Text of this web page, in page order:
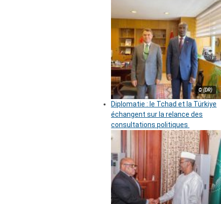
© (DR)
Diplomatie : le Tchad et la Türkiye
échangent sur la relance des
consultations politiques